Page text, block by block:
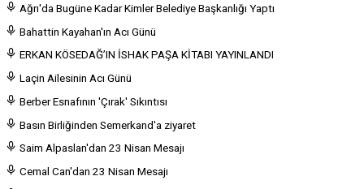
Ağrı'da Bugüne Kadar Kimler Belediye Başkanlığı Yaptı
Bahattin Kayahan'ın Acı Günü
ERKAN KÖSEDAĞ’IN İSHAK PAŞA KİTABI YAYINLANDI
Laçin Ailesinin Acı Günü
Berber Esnafının 'Çırak' Sıkıntısı
Basın Birliğinden Semerkand'a ziyaret
Saim Alpaslan'dan 23 Nisan Mesajı
Cemal Can'dan 23 Nisan Mesajı